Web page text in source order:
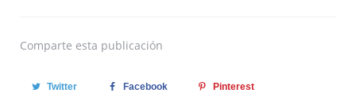
Comparte esta publicación
Twitter Facebook Pinterest